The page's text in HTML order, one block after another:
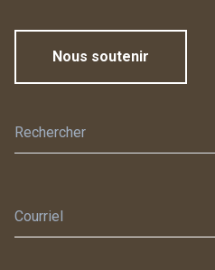
Nous soutenir